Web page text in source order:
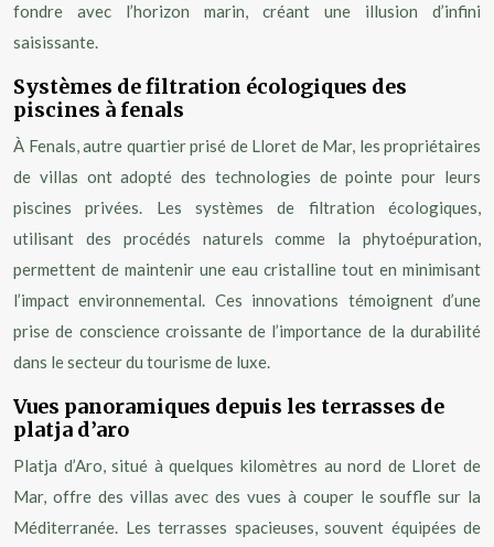
fondre avec l’horizon marin, créant une illusion d’infini
saisissante.
Systèmes de filtration écologiques des
piscines à fenals
À Fenals, autre quartier prisé de Lloret de Mar, les propriétaires
de villas ont adopté des technologies de pointe pour leurs
piscines privées. Les systèmes de filtration écologiques,
utilisant des procédés naturels comme la phytoépuration,
permettent de maintenir une eau cristalline tout en minimisant
l’impact environnemental. Ces innovations témoignent d’une
prise de conscience croissante de l’importance de la durabilité
dans le secteur du tourisme de luxe.
Vues panoramiques depuis les terrasses de
platja d’aro
Platja d’Aro, situé à quelques kilomètres au nord de Lloret de
Mar, offre des villas avec des vues à couper le souffle sur la
Méditerranée. Les terrasses spacieuses, souvent équipées de